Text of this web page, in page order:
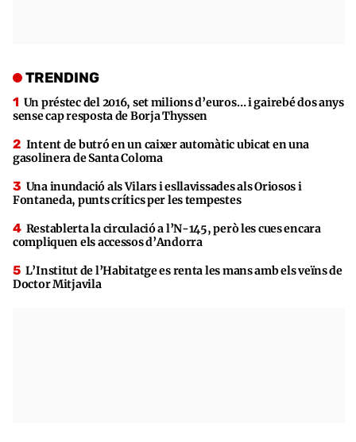
TRENDING
Un préstec del 2016, set milions d’euros… i gairebé dos anys
sense cap resposta de Borja Thyssen
Intent de butró en un caixer automàtic ubicat en una
gasolinera de Santa Coloma
Una inundació als Vilars i esllavissades als Oriosos i
Fontaneda, punts crítics per les tempestes
Restablerta la circulació a l’N-145, però les cues encara
compliquen els accessos d’Andorra
L’Institut de l’Habitatge es renta les mans amb els veïns de
Doctor Mitjavila